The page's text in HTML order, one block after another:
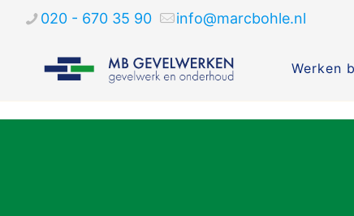
020 - 670 35 90 info@marcbohle.nl
Werken